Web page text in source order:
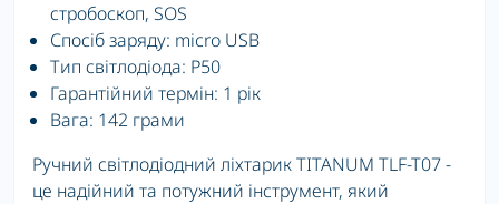
стробоскоп, SOS
Спосіб заряду: micro USB
Тип світлодіода: P50
Гарантійний термін: 1 рік
Вага: 142 грами
Ручний світлодіодний ліхтарик TITANUM TLF-T07 -
це надійний та потужний інструмент, який